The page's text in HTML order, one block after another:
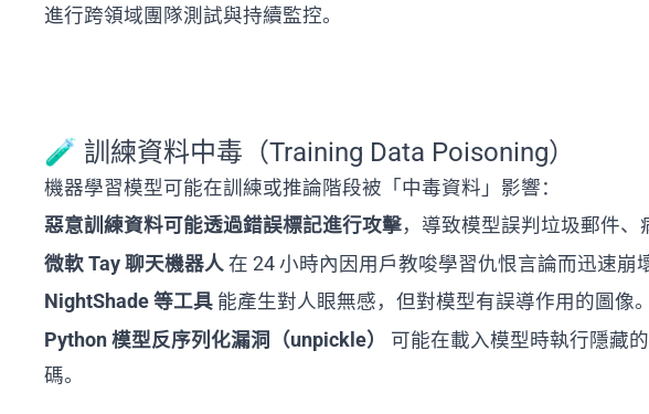
進行跨領域團隊測試與持續監控。
🧪 訓練資料中毒（Training Data Poisoning）
機器學習模型可能在訓練或推論階段被「中毒資料」影響：
惡意訓練資料可能透過錯誤標記進行攻擊，導致模型誤判垃圾郵件、
微軟 Tay 聊天機器人 在 24 小時內因用戶教唆學習仇恨言論而迅速崩
NightShade 等工具 能產生對人眼無感，但對模型有誤導作用的圖像。
Python 模型反序列化漏洞（unpickle）
可能在載入模型時執行隱藏
碼。